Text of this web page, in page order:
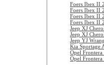
Foers Ibex II
Foers Ibex II
Foers Ibex II
Foers Ibex II
Jeep XJ
Jeep XJ
Jeep YJ
Kia Sportage
Opel
Opel